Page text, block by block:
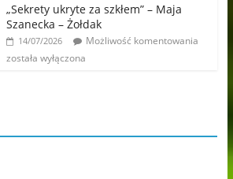
„Sekrety ukryte za szkłem” – Maja
Szanecka – Żołdak
14/07/2026
Możliwość komentowania
została wyłączona